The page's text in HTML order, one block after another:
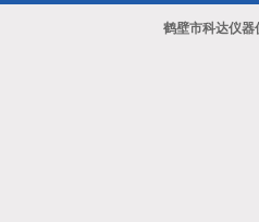
鹤壁市科达仪器